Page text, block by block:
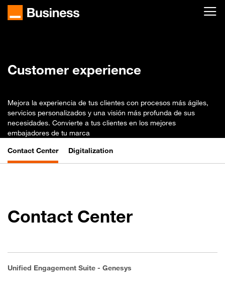
Skip to main content
Customer experience
Mejora la experiencia de tus clientes con procesos más ágiles,
servicios personalizados y una visión más profunda de sus
necesidades. Convierte a tus clientes en los mejores
embajadores de tu marca
Contact Center Digitalization
Contact Center
Unified Engagement Suite - Genesys